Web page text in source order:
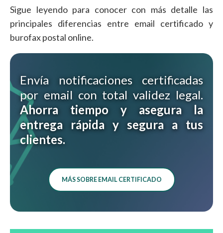
Sigue leyendo para conocer con más detalle las
principales diferencias entre email certificado y
burofax postal online.
Envía notificaciones certificadas
por email con total validez legal.
Ahorra tiempo y asegura la
entrega rápida y segura a tus
clientes.
MÁS SOBRE EMAIL CERTIFICADO